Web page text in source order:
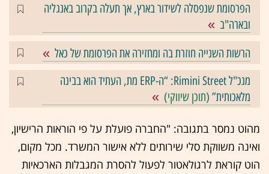
הפרסומת שנפסלה לשידור בארץ, אך תעלה בקרוב באנגליה
ובארה"ב
הרשות השנייה חוזרת בה ומחזירה את הפרסומת של כאל
מנכ"ל Rimini Street: “ה-ERP מת, העתיד הוא בבינה
מלאכותית” (תוכן שיווקי)
מהוט נמסר בתגובה: "החברה פועלת על פי הוראות הרישיון,
ואינה משווקת סלי שירותים ללא אישור המשרד. מכל מקום,
הוט קוראת לרגולאטור לפעול להסרת המגבלות הארכאיות